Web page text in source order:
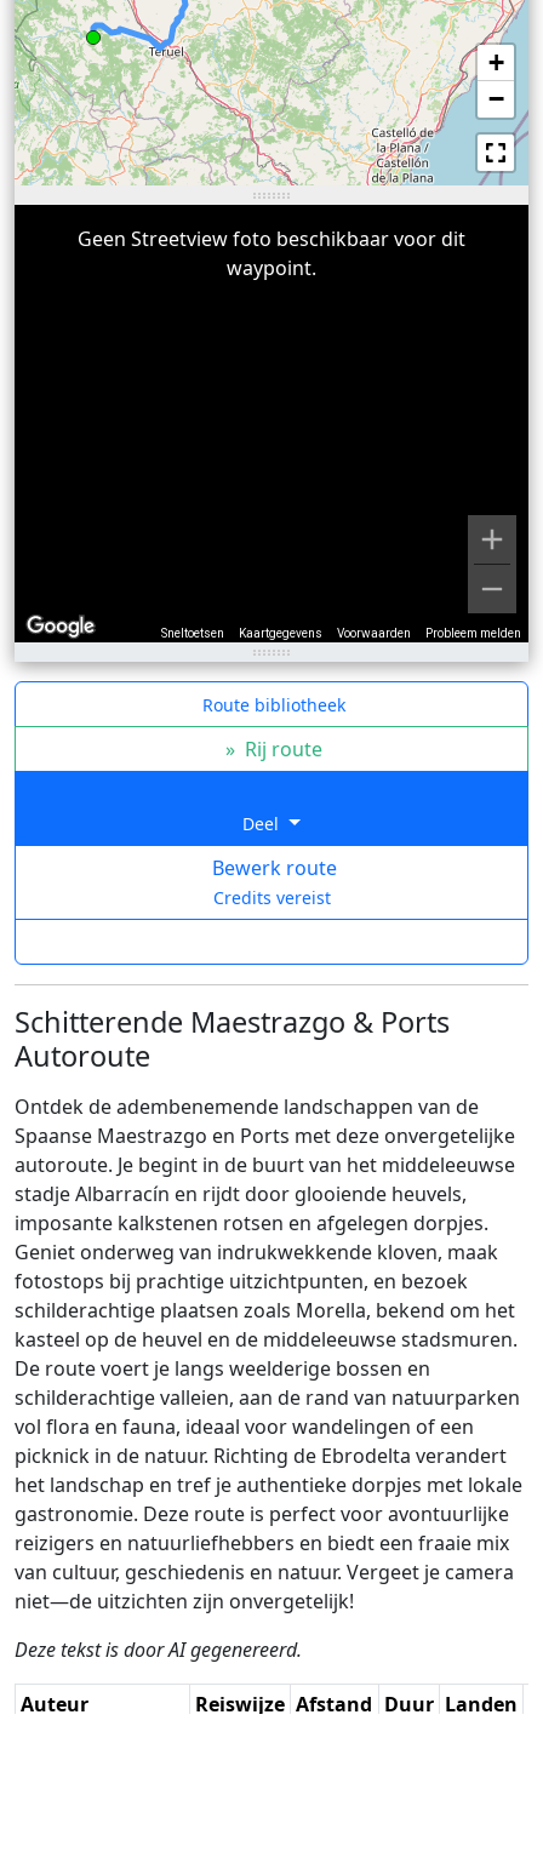
+
−
Sneltoetsen Kaartgegevens Voorwaarden Probleem melden
Geen Streetview foto beschikbaar voor dit
waypoint.
Route bibliotheek
» Rij route
Deel
Bewerk route
Credits vereist
Schitterende Maestrazgo & Ports
Autoroute
Ontdek de adembenemende landschappen van de
Spaanse Maestrazgo en Ports met deze onvergetelijke
autoroute. Je begint in de buurt van het middeleeuwse
stadje Albarracín en rijdt door glooiende heuvels,
imposante kalkstenen rotsen en afgelegen dorpjes.
Geniet onderweg van indrukwekkende kloven, maak
fotostops bij prachtige uitzichtpunten, en bezoek
schilderachtige plaatsen zoals Morella, bekend om het
kasteel op de heuvel en de middeleeuwse stadsmuren.
De route voert je langs weelderige bossen en
schilderachtige valleien, aan de rand van natuurparken
vol flora en fauna, ideaal voor wandelingen of een
picknick in de natuur. Richting de Ebrodelta verandert
het landschap en tref je authentieke dorpjes met lokale
gastronomie. Deze route is perfect voor avontuurlijke
reizigers en natuurliefhebbers en biedt een fraaie mix
van cultuur, geschiedenis en natuur. Vergeet je camera
niet—de uitzichten zijn onvergetelijk!
Deze tekst is door AI gegenereerd.
Auteur Reiswijze Afstand Duur Landen